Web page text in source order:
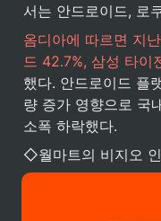
서는 안드로이드, 로
옴디아에 따르면 지
드 42.7%, 삼성 타이
했다. 안드로이드 플
량 증가 영향으로 국
소폭 하락했다.
◇월마트의 비지오